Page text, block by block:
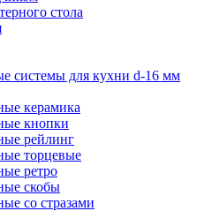
стола
системы для кухни d-16 мм
керамика
кнопки
рейлинг
торцевые
ретро
скобы
со стразами